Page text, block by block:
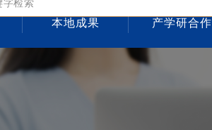
本地成果 产学研合作